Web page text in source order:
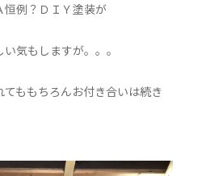
例？ＤＩＹ塗装が
気もしますが。。。
ももちろんお付き合いは続き